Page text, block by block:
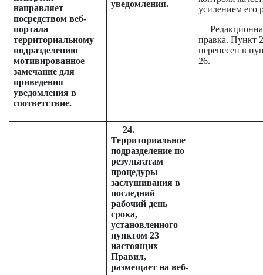
направляет
посредством веб-
портала
территориальному
подразделению
мотивированное
замечание для
приведения
уведомления в
соответствие.
уведомления.
усилением его
правка. Пункт
перенесен в
26.
24.
Территориальное
подразделение по
результатам
процедуры
заслушивания в
последний
рабочий день
срока,
установленного
пунктом 23
настоящих
Правил,
размещает на веб-